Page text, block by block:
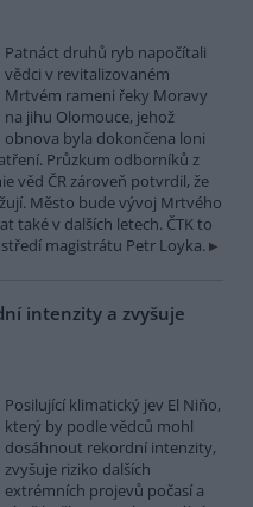
Patnáct druhů ryb napočítali
vědci v revitalizovaném
Mrtvém rameni řeky Moravy
na jihu Olomouce, jehož
obnova byla dokončena loni
Průzkum odborníků z
věd ČR zároveň potvrdil, že
Město bude vývoj Mrtvého
také v dalších letech. ČTK to
magistrátu Petr Loyka.
intenzity a zvyšuje
Posilující klimatický jev El Niňo,
který by podle vědců mohl
dosáhnout rekordní intenzity,
zvyšuje riziko dalších
extrémních projevů počasí a